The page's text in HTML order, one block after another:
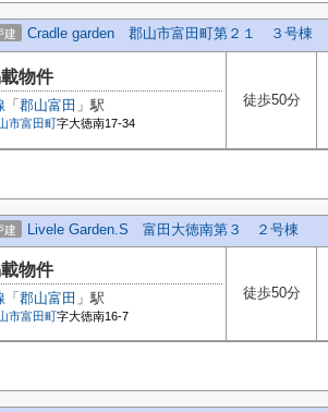
建 Cradle garden 郡山市富田町第２１ ３号棟
物件
「 郡山富田 」駅
市富田町字大徳南17-34
徒歩50分
建 Livele Garden.S 富田大徳南第３ ２号棟
物件
「 郡山富田 」駅
市富田町字大徳南16-7
徒歩50分